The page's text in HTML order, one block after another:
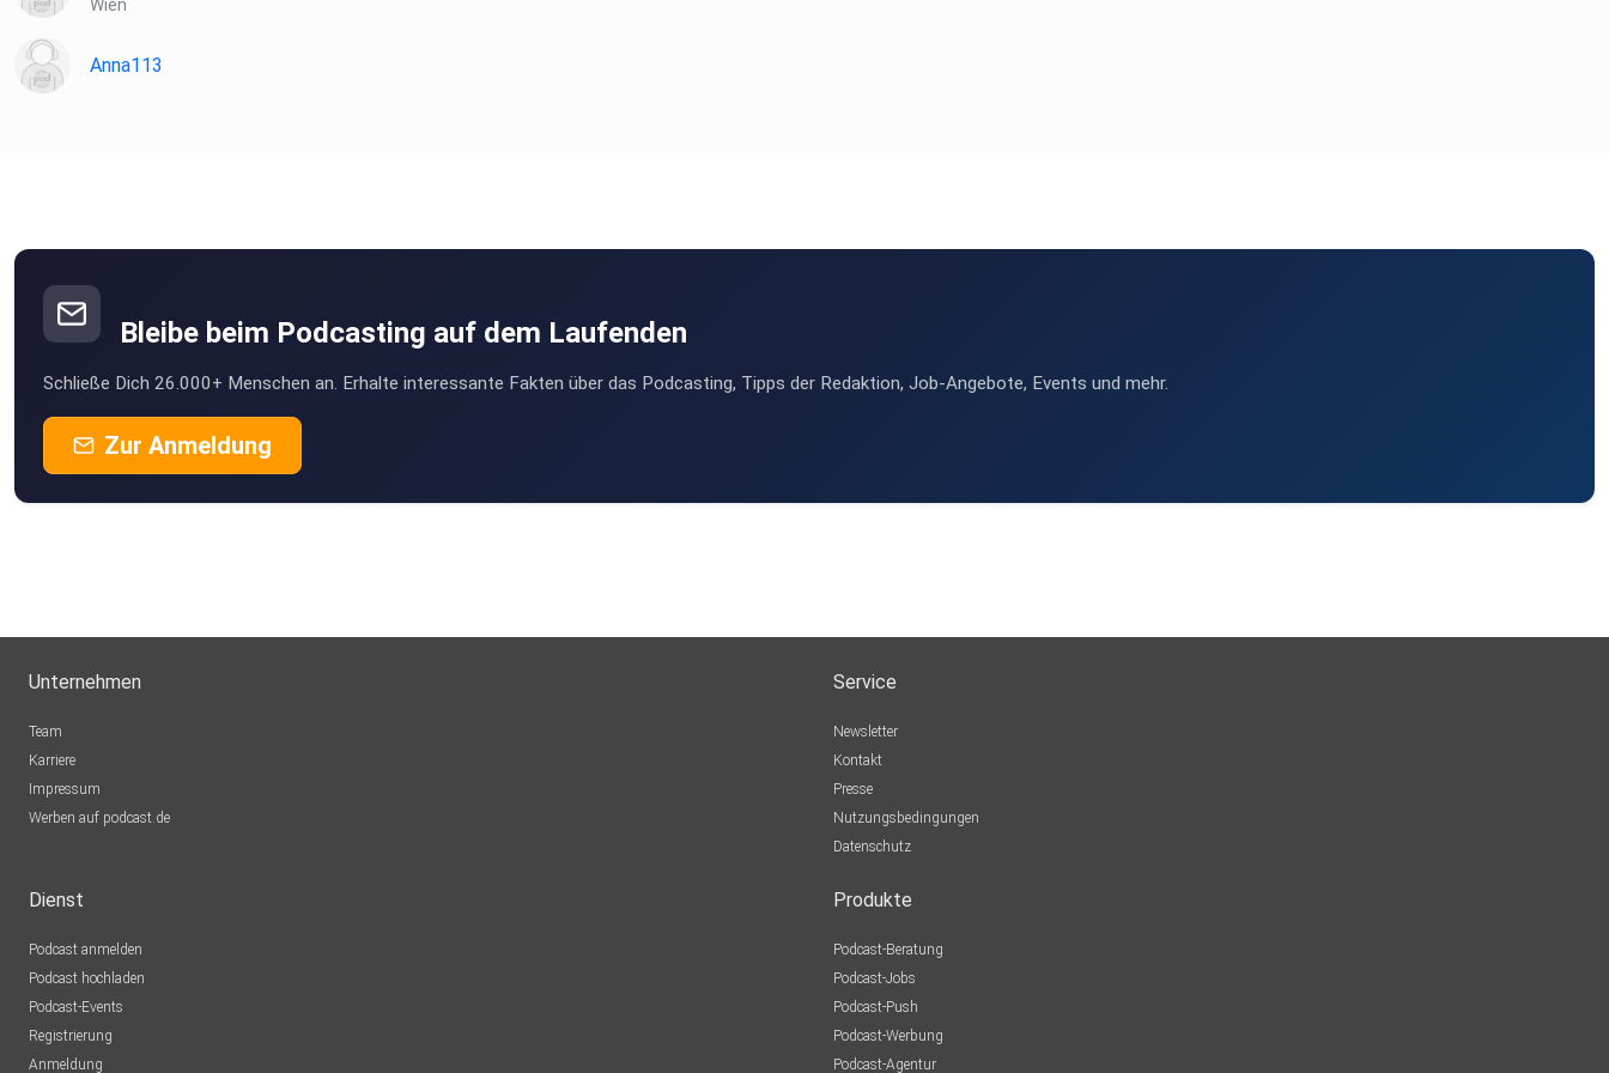
Wien
Anna113
Bleibe beim Podcasting auf dem Laufenden
Schließe Dich 26.000+ Menschen an. Erhalte interessante Fakten über das Podcasting, Tipps der Redaktion, Job-Angebote, Events und mehr.
Zur Anmeldung
Unternehmen
Team
Karriere
Impressum
Werben auf podcast.de
Service
Newsletter
Kontakt
Presse
Nutzungsbedingungen
Datenschutz
Dienst
Podcast anmelden
Podcast hochladen
Podcast-Events
Registrierung
Anmeldung
Produkte
Podcast-Beratung
Podcast-Jobs
Podcast-Push
Podcast-Werbung
Podcast-Agentur